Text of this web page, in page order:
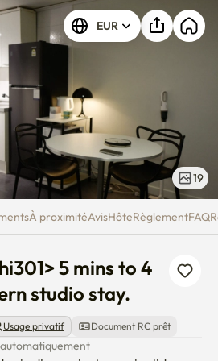
5 mins
EUR
19
À proximitéAvisHôteRèglementFAQ
5 mins to 4
studio stay.
Usage privatif Document RC prêt